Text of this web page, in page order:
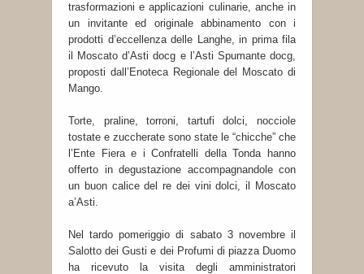
trasformazioni e applicazioni culinarie, anche in
un invitante ed originale abbinamento con i
prodotti d’eccellenza delle Langhe, in prima fila
il Moscato d’Asti docg e l’Asti Spumante docg,
proposti dall’Enoteca Regionale del Moscato di
Mango.
Torte, praline, torroni, tartufi dolci, nocciole
tostate e zuccherate sono state le “chicche” che
l’Ente Fiera e i Confratelli della Tonda hanno
offerto in degustazione accompagnandole con
un buon calice del re dei vini dolci, il Moscato
a’Asti.
Nel tardo pomeriggio di sabato 3 novembre il
Salotto dei Gusti e dei Profumi di piazza Duomo
ha ricevuto la visita degli amministratori